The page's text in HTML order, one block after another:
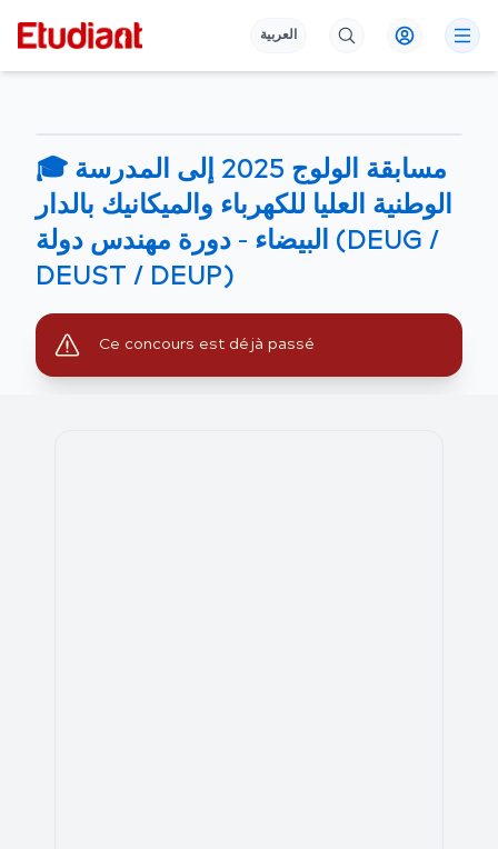
العربية
🎓 مسابقة الولوج 2025 إلى المدرسة
الوطنية العليا للكهرباء والميكانيك بالدار
البيضاء – دورة مهندس دولة (DEUG /
DEUST / DEUP)
Ce concours est déjà passé